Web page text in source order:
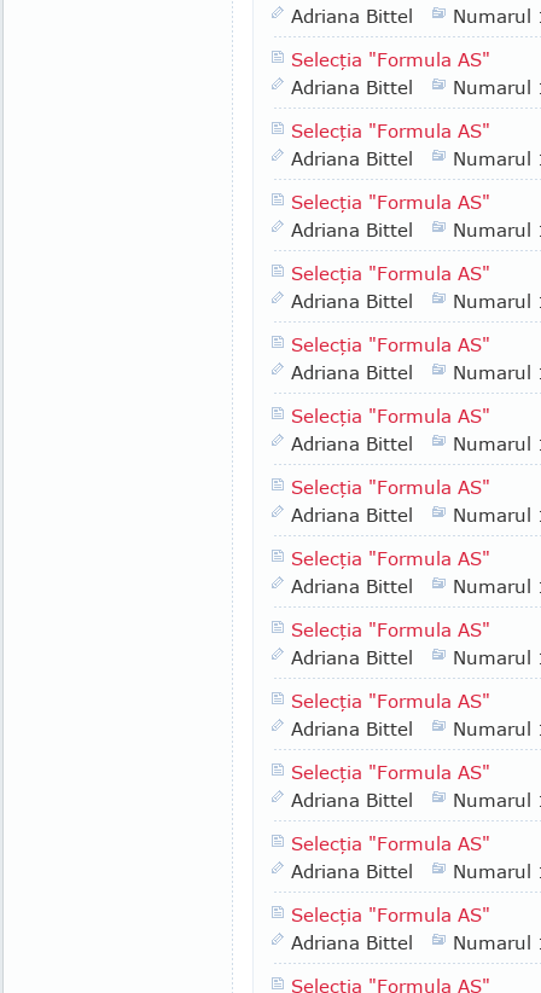
Adriana Bittel
Numarul
Selecţia "Formula AS"
Adriana Bittel
Numarul
Selecţia "Formula AS"
Adriana Bittel
Numarul
Selecţia "Formula AS"
Adriana Bittel
Numarul
Selecţia "Formula AS"
Adriana Bittel
Numarul
Selecţia "Formula AS"
Adriana Bittel
Numarul
Selecţia "Formula AS"
Adriana Bittel
Numarul
Selecţia "Formula AS"
Adriana Bittel
Numarul
Selecţia "Formula AS"
Adriana Bittel
Numarul
Selecţia "Formula AS"
Adriana Bittel
Numarul
Selecţia "Formula AS"
Adriana Bittel
Numarul
Selecţia "Formula AS"
Adriana Bittel
Numarul
Selecţia "Formula AS"
Adriana Bittel
Numarul
Selecţia "Formula AS"
Adriana Bittel
Numarul
Selecţia "Formula AS"